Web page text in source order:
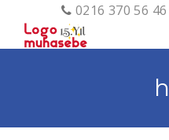
0216 370 56 46
Arama: